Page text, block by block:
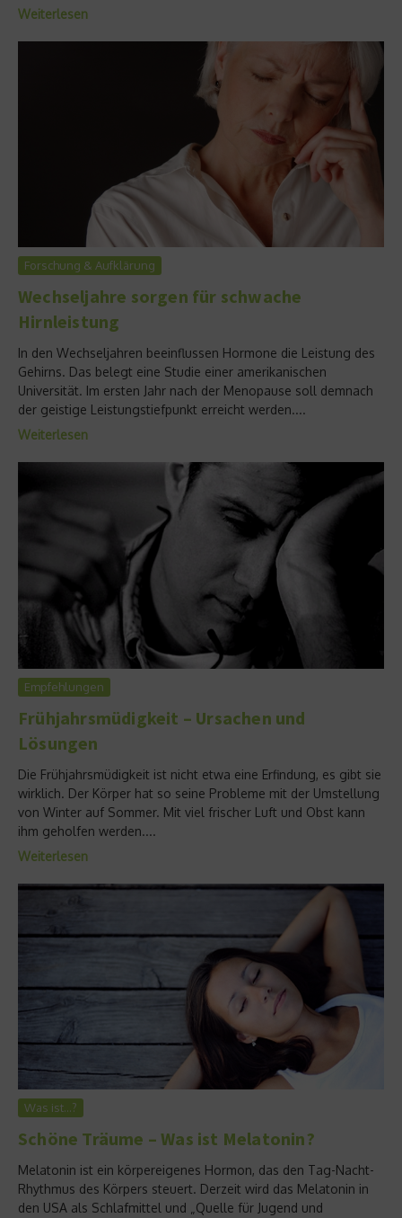
Weiterlesen
Forschung & Aufklärung
Wechseljahre sorgen für schwache
Hirnleistung
In den Wechseljahren beeinflussen Hormone die Leistung des
Gehirns. Das belegt eine Studie einer amerikanischen
Universität. Im ersten Jahr nach der Menopause soll demnach
der geistige Leistungstiefpunkt erreicht werden....
Weiterlesen
Empfehlungen
Frühjahrsmüdigkeit – Ursachen und
Lösungen
Die Frühjahrsmüdigkeit ist nicht etwa eine Erfindung, es gibt sie
wirklich. Der Körper hat so seine Probleme mit der Umstellung
von Winter auf Sommer. Mit viel frischer Luft und Obst kann
ihm geholfen werden....
Weiterlesen
Was ist…?
Schöne Träume – Was ist Melatonin?
Melatonin ist ein körpereigenes Hormon, das den Tag-Nacht-
Rhythmus des Körpers steuert. Derzeit wird das Melatonin in
den USA als Schlafmittel und „Quelle für Jugend und